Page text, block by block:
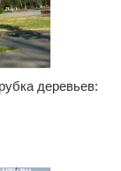
деревьев: